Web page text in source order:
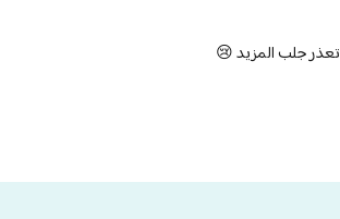
تعذر جلب المزيد 😢